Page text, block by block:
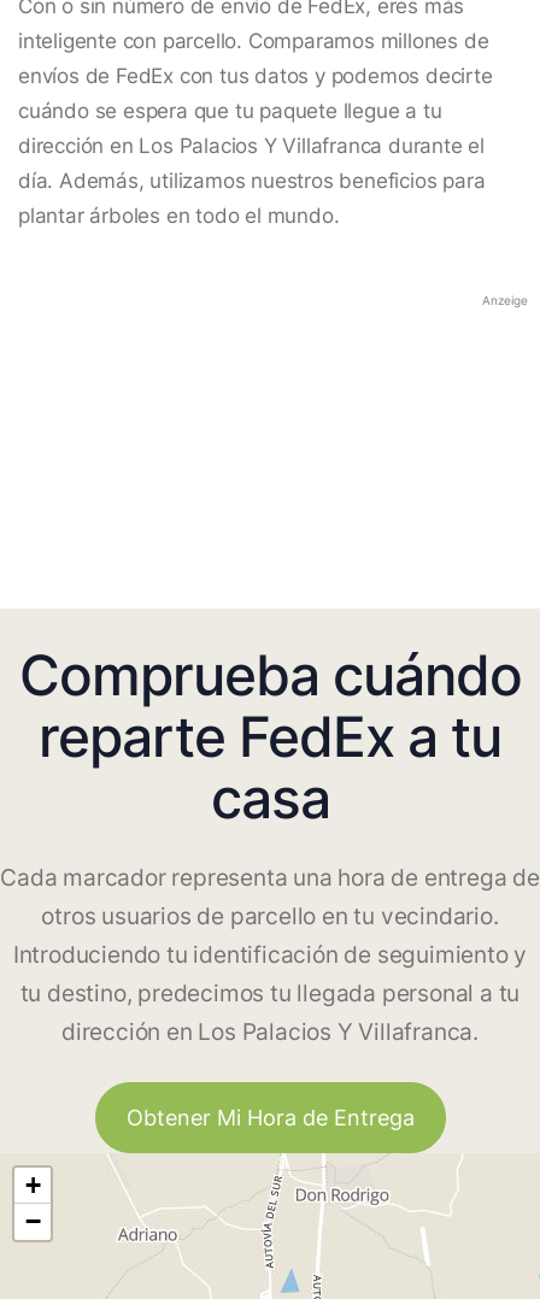
Con o sin número de envío de FedEx, eres más
inteligente con parcello. Comparamos millones de
envíos de FedEx con tus datos y podemos decirte
cuándo se espera que tu paquete llegue a tu
dirección en Los Palacios Y Villafranca durante el
día. Además, utilizamos nuestros beneficios para
plantar árboles en todo el mundo.
Anzeige
Comprueba cuándo
reparte FedEx a tu
casa
Cada marcador representa una hora de entrega de
otros usuarios de parcello en tu vecindario.
Introduciendo tu identificación de seguimiento y
tu destino, predecimos tu llegada personal a tu
dirección en Los Palacios Y Villafranca.
Obtener Mi Hora de Entrega
+
−